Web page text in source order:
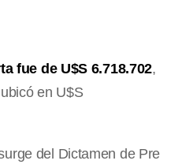
fue de U$S 6.718.702,
en U$S
del Dictamen de Pre